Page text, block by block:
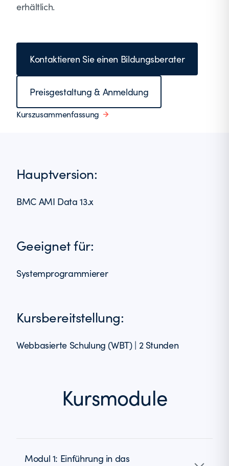
erhältlich.
Kontaktieren Sie einen Bildungsberater
Preisgestaltung & Anmeldung
Kurszusammenfassung
Hauptversion:
BMC AMI Data 13.x
Geeignet für:
Systemprogrammierer
Kursbereitstellung:
Webbasierte Schulung (WBT) | 2 Stunden
Kursmodule
Modul 1: Einführung in das